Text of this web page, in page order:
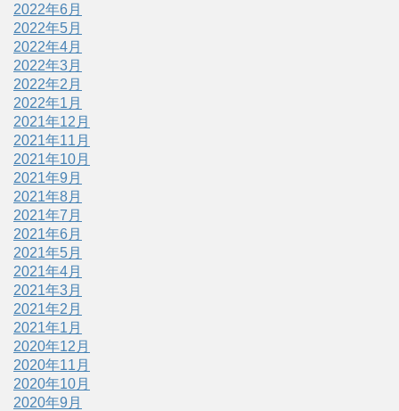
2022年6月
2022年5月
2022年4月
2022年3月
2022年2月
2022年1月
2021年12月
2021年11月
2021年10月
2021年9月
2021年8月
2021年7月
2021年6月
2021年5月
2021年4月
2021年3月
2021年2月
2021年1月
2020年12月
2020年11月
2020年10月
2020年9月